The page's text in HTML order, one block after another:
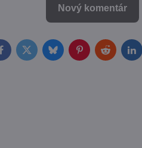
Nový komentár
FacebookTwitterBlueskyPinterestReddit